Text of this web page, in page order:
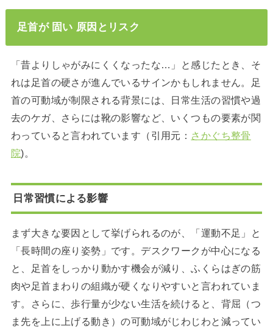
足首が 固い 原因とリスク
「昔よりしゃがみにくくなったな…」と感じたとき、そ
れは足首の硬さが進んでいるサインかもしれません。足
首の可動域が制限される背景には、日常生活の習慣や過
去のケガ、さらには靴の影響など、いくつもの要素が関
わっていると言われています（引用元： さかぐち整骨
院)。
日常習慣による影響
まず大きな要因として挙げられるのが、「運動不足」と
「長時間の座り姿勢」です。デスクワークが中心になる
と、足首をしっかり動かす機会が減り、ふくらはぎの筋
肉や足首まわりの組織が硬くなりやすいと言われていま
す。さらに、歩行量が少ない生活を続けると、背屈（つ
ま先を上に上げる動き）の可動域がじわじわと減ってい